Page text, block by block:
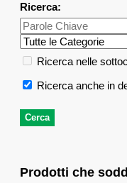
Ricerca:
Ricerca nelle
Ricerca anche in
Prodotti che